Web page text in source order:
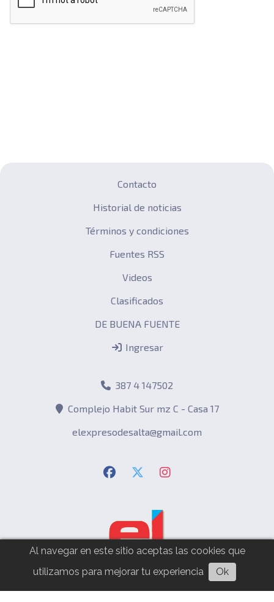
Contacto
Historial de noticias
Términos y condiciones
Fuentes RSS
Videos
Clasificados
DE BUENA FUENTE
Ingresar
387 4 147502
Complejo Habit Sur mz C - Casa 17
elexpresodesalta@gmail.com
Al navegar en este sitio aceptas las cookies que
utilizamos para mejorar tu experiencia
Ok